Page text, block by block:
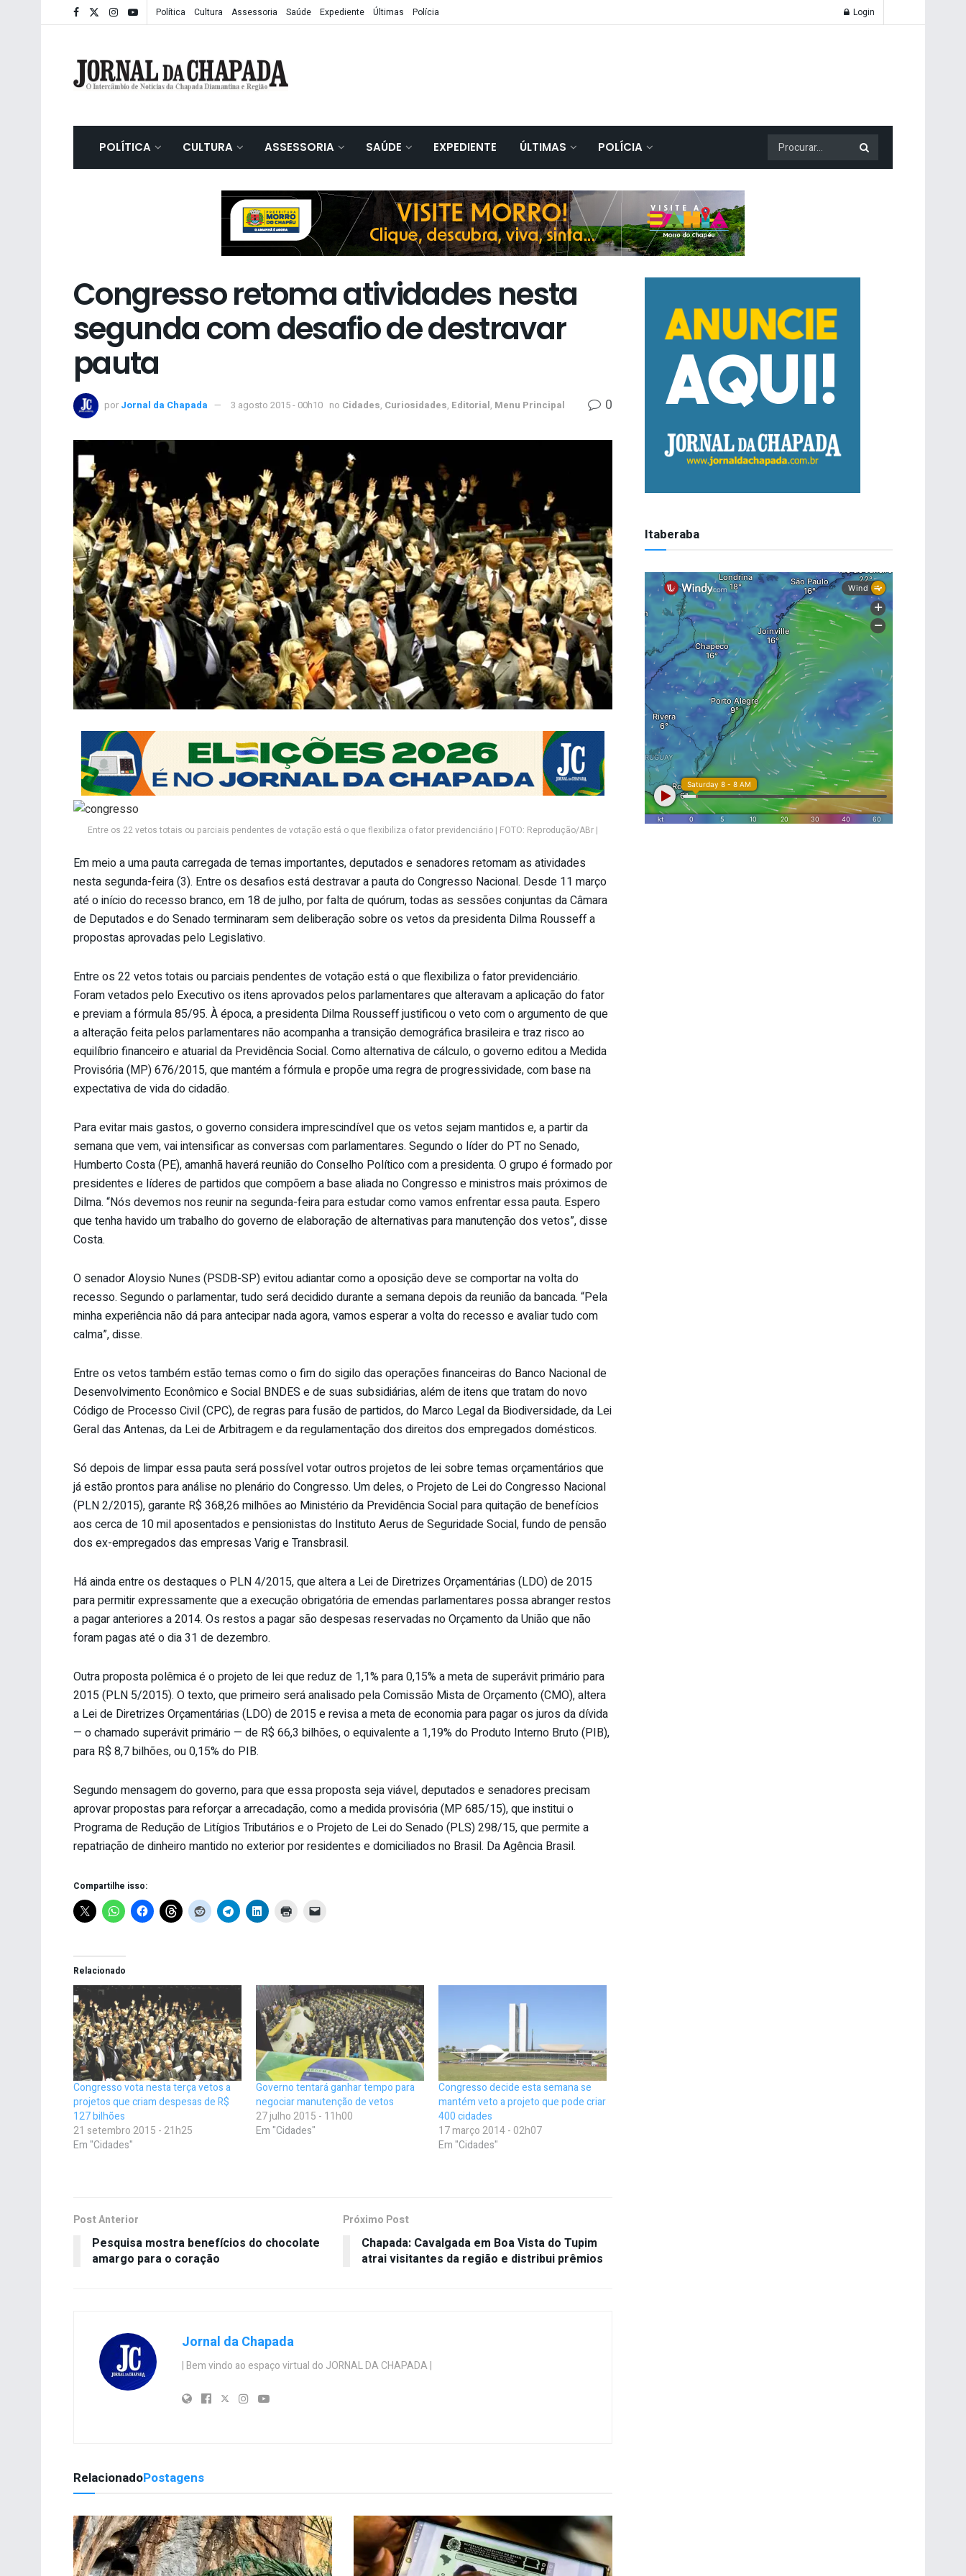
Política Cultura Assessoria Saúde Expediente Últimas Polícia Login
POLÍTICA CULTURA ASSESSORIA SAÚDE EXPEDIENTE ÚLTIMAS POLÍCIA
Congresso retoma atividades nesta
segunda com desafio de destravar
pauta
por Jornal da Chapada 3 agosto 2015 - 00h10 no Cidades, Curiosidades, Editorial, Menu Principal 0
Entre os 22 vetos totais ou parciais pendentes de votação está o que flexibiliza o fator previdenciário | FOTO: Reprodução/ABr |
Em meio a uma pauta carregada de temas importantes, deputados e senadores retomam as atividades
nesta segunda-feira (3). Entre os desafios está destravar a pauta do Congresso Nacional. Desde 11 março
até o início do recesso branco, em 18 de julho, por falta de quórum, todas as sessões conjuntas da Câmara
de Deputados e do Senado terminaram sem deliberação sobre os vetos da presidenta Dilma Rousseff a
propostas aprovadas pelo Legislativo.
Entre os 22 vetos totais ou parciais pendentes de votação está o que flexibiliza o fator previdenciário.
Foram vetados pelo Executivo os itens aprovados pelos parlamentares que alteravam a aplicação do fator
e previam a fórmula 85/95. À época, a presidenta Dilma Rousseff justificou o veto com o argumento de que
a alteração feita pelos parlamentares não acompanha a transição demográfica brasileira e traz risco ao
equilíbrio financeiro e atuarial da Previdência Social. Como alternativa de cálculo, o governo editou a Medida
Provisória (MP) 676/2015, que mantém a fórmula e propõe uma regra de progressividade, com base na
expectativa de vida do cidadão.
Para evitar mais gastos, o governo considera imprescindível que os vetos sejam mantidos e, a partir da
semana que vem, vai intensificar as conversas com parlamentares. Segundo o líder do PT no Senado,
Humberto Costa (PE), amanhã haverá reunião do Conselho Político com a presidenta. O grupo é formado por
presidentes e líderes de partidos que compõem a base aliada no Congresso e ministros mais próximos de
Dilma. “Nós devemos nos reunir na segunda-feira para estudar como vamos enfrentar essa pauta. Espero
que tenha havido um trabalho do governo de elaboração de alternativas para manutenção dos vetos”, disse
Costa.
O senador Aloysio Nunes (PSDB-SP) evitou adiantar como a oposição deve se comportar na volta do
recesso. Segundo o parlamentar, tudo será decidido durante a semana depois da reunião da bancada. “Pela
minha experiência não dá para antecipar nada agora, vamos esperar a volta do recesso e avaliar tudo com
calma”, disse.
Entre os vetos também estão temas como o fim do sigilo das operações financeiras do Banco Nacional de
Desenvolvimento Econômico e Social BNDES e de suas subsidiárias, além de itens que tratam do novo
Código de Processo Civil (CPC), de regras para fusão de partidos, do Marco Legal da Biodiversidade, da Lei
Geral das Antenas, da Lei de Arbitragem e da regulamentação dos direitos dos empregados domésticos.
Só depois de limpar essa pauta será possível votar outros projetos de lei sobre temas orçamentários que
já estão prontos para análise no plenário do Congresso. Um deles, o Projeto de Lei do Congresso Nacional
(PLN 2/2015), garante R$ 368,26 milhões ao Ministério da Previdência Social para quitação de benefícios
aos cerca de 10 mil aposentados e pensionistas do Instituto Aerus de Seguridade Social, fundo de pensão
dos ex-empregados das empresas Varig e Transbrasil.
Há ainda entre os destaques o PLN 4/2015, que altera a Lei de Diretrizes Orçamentárias (LDO) de 2015
para permitir expressamente que a execução obrigatória de emendas parlamentares possa abranger restos
a pagar anteriores a 2014. Os restos a pagar são despesas reservadas no Orçamento da União que não
foram pagas até o dia 31 de dezembro.
Outra proposta polêmica é o projeto de lei que reduz de 1,1% para 0,15% a meta de superávit primário para
2015 (PLN 5/2015). O texto, que primeiro será analisado pela Comissão Mista de Orçamento (CMO), altera
a Lei de Diretrizes Orçamentárias (LDO) de 2015 e revisa a meta de economia para pagar os juros da dívida
— o chamado superávit primário — de R$ 66,3 bilhões, o equivalente a 1,19% do Produto Interno Bruto (PIB),
para R$ 8,7 bilhões, ou 0,15% do PIB.
Segundo mensagem do governo, para que essa proposta seja viável, deputados e senadores precisam
aprovar propostas para reforçar a arrecadação, como a medida provisória (MP 685/15), que institui o
Programa de Redução de Litígios Tributários e o Projeto de Lei do Senado (PLS) 298/15, que permite a
repatriação de dinheiro mantido no exterior por residentes e domiciliados no Brasil. Da Agência Brasil.
Compartilhe isso:
Relacionado
Congresso vota nesta terça vetos a
projetos que criam despesas de R$
127 bilhões
21 setembro 2015 - 21h25
Em "Cidades"
Governo tentará ganhar tempo para
negociar manutenção de vetos
27 julho 2015 - 11h00
Em "Cidades"
Congresso decide esta semana se
mantém veto a projeto que pode criar
400 cidades
17 março 2014 - 02h07
Em "Cidades"
Post Anterior
Pesquisa mostra benefícios do chocolate
amargo para o coração
Próximo Post
Chapada: Cavalgada em Boa Vista do Tupim
atrai visitantes da região e distribui prêmios
Jornal da Chapada
| Bem vindo ao espaço virtual do JORNAL DA CHAPADA |
RelacionadoPostagens
Itaberaba